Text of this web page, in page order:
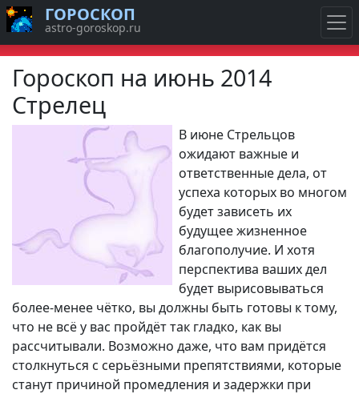
Гороскоп на июнь 2014
Стрелец
В июне Стрельцов
ожидают важные и
ответственные дела, от
успеха которых во многом
будет зависеть их
будущее жизненное
благополучие. И хотя
перспектива ваших дел
будет вырисовываться
более-менее чётко, вы должны быть готовы к тому,
что не всё у вас пройдёт так гладко, как вы
рассчитывали. Возможно даже, что вам придётся
столкнуться с серьёзными препятствиями, которые
станут причиной промедления и задержки при
ГОРОСКОП
astro-goroskop.ru